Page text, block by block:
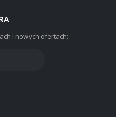
i nowych ofertach: